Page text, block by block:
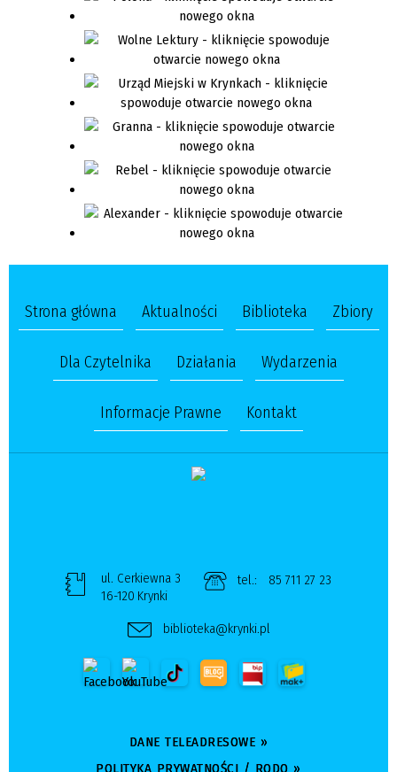
Strona główna Aktualności Biblioteka Zbiory
Dla Czytelnika Działania Wydarzenia
Informacje Prawne Kontakt
ul. Cerkiewna 3
16-120 Krynki
tel.: 85 711 27 23
biblioteka@krynki.pl
DANE TELEADRESOWE »
POLITYKA PRYWATNOŚCI / RODO »